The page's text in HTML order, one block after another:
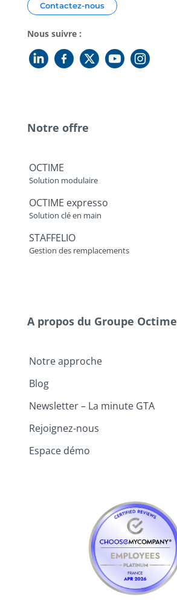
Contactez-nous
Nous suivre :
Notre offre
OCTIME
Solution modulaire
OCTIME expresso
Solution clé en main
STAFFELIO
Gestion des remplacements
A propos du Groupe Octime
Notre approche
Blog
Newsletter – La minute GTA
Rejoignez-nous
Espace démo